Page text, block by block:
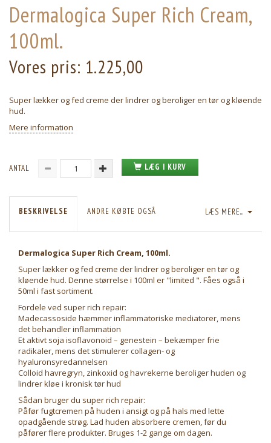
Dermalogica Super Rich Cream,
100ml.
Vores pris: 1.225,00
Super lækker og fed creme der lindrer og beroliger en tør og kløende
hud.
Mere information
ANTAL LÆG I KURV
LÆS MERE...
BESKRIVELSE ANDRE KØBTE OGSÅ
Dermalogica Super Rich Cream, 100ml.
Super lækker og fed creme der lindrer og beroliger en tør og
kløende hud. Denne størrelse i 100ml er "limited ". Fåes også i
50ml i fast sortiment.
Fordele ved super rich repair:
Madecassoside hæmmer inflammatoriske mediatorer, mens
det behandler inflammation
Et aktivt soja isoflavonoid – genestein – bekæmper frie
radikaler, mens det stimulerer collagen- og
hyaluronsyredannelsen
Colloid havregryn, zinkoxid og havrekerne beroliger huden og
lindrer kløe i kronisk tør hud
Sådan bruger du super rich repair:
Påfør fugtcremen på huden i ansigt og på hals med lette
opadgående strøg. Lad huden absorbere cremen, før du
påfører flere produkter. Bruges 1-2 gange om dagen.